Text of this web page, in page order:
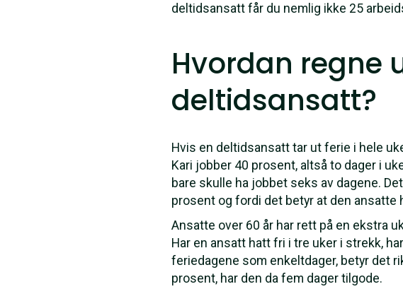
deltidsansatt får du nemlig ikke 25
Hvordan regne
deltidsansatt?
Hvis en deltidsansatt tar ut ferie i hele
Kari jobber 40 prosent, altså to dager i
bare skulle ha jobbet seks av dagene.
prosent og fordi det betyr at den ansatte
Ansatte over 60 år har rett på en ekstra
Har en ansatt hatt fri i tre uker i strekk,
feriedagene som enkeltdager, betyr det
prosent, har den da fem dager tilgode.